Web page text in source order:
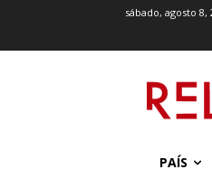
sábado, agosto 8,
PAÍS